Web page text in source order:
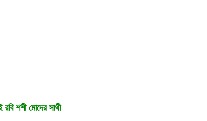
শশী মোদের সাথী